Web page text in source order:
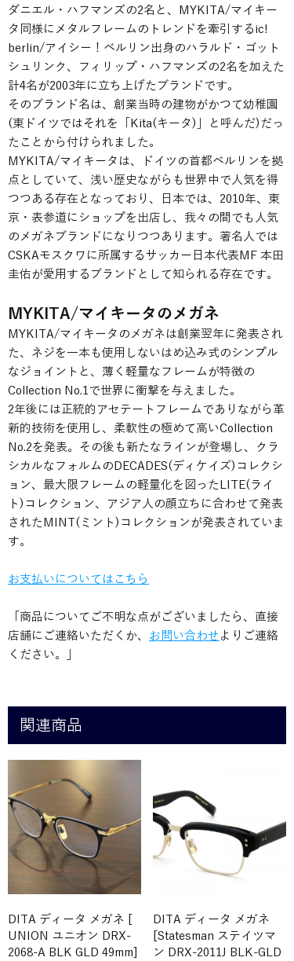
ダニエル・ハフマンズの2名と、MYKITA/マイキー
タ同様にメタルフレームのトレンドを牽引するic!
berlin/アイシー！ベルリン出身のハラルド・ゴット
シュリンク、フィリップ・ハフマンズの2名を加えた
計4名が2003年に立ち上げたブランドです。
そのブランド名は、創業当時の建物がかつて幼稚園
(東ドイツではそれを「Kita(キータ)」と呼んだ)だっ
たことから付けられました。
MYKITA/マイキータは、ドイツの首都ベルリンを拠
点としていて、浅い歴史ながらも世界中で人気を得
つつある存在となっており、日本では、2010年、東
京・表参道にショップを出店し、我々の間でも人気
のメガネブランドになりつつあります。著名人では
CSKAモスクワに所属するサッカー日本代表MF 本田
圭佑が愛用するブランドとして知られる存在です。
MYKITA/マイキータのメガネ
MYKITA/マイキータのメガネは創業翌年に発表され
た、ネジを一本も使用しないはめ込み式のシンプル
なジョイントと、薄く軽量なフレームが特徴の
Collection No.1で世界に衝撃を与えました。
2年後には正統的アセテートフレームでありながら革
新的技術を使用し、柔軟性の極めて高いCollection
No.2を発表。その後も新たなラインが登場し、クラ
シカルなフォルムのDECADES(ディケイズ)コレクシ
ョン、最大限フレームの軽量化を図ったLITE(ライ
ト)コレクション、アジア人の顔立ちに合わせて発表
されたMINT(ミント)コレクションが発表されていま
す。
お支払いについてはこちら
「商品についてご不明な点がございましたら、直接
店舗にご連絡いただくか、 お問い合わせよりご連絡
ください。」
関連商品
DITA ディータ メガネ [
UNION ユニオン DRX-
2068-A BLK GLD 49mm]
DITA ディータ メガネ
[Statesman ステイツマ
ン DRX-2011J BLK-GLD